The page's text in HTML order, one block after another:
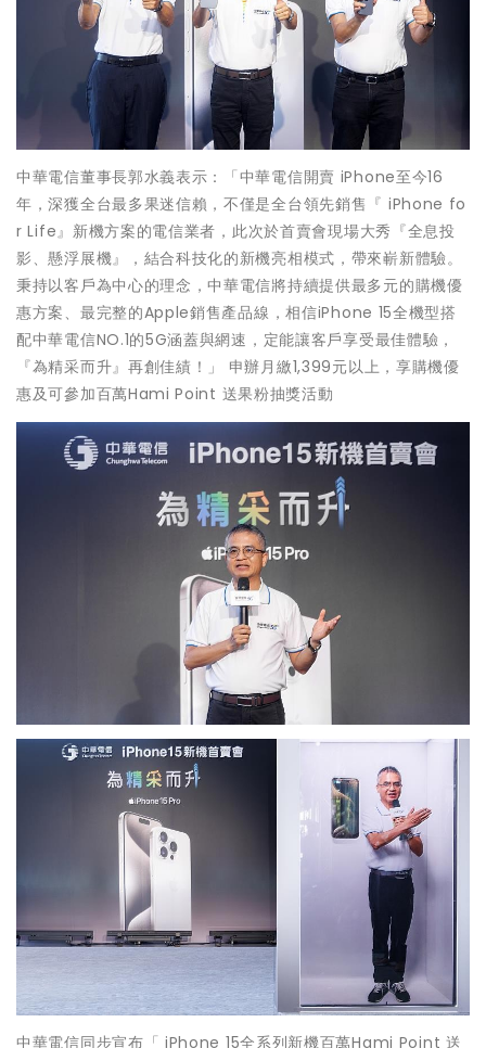
中華電信董事長郭水義表示：「中華電信開賣 iPhone至今16
年，深獲全台最多果迷信賴，不僅是全台領先銷售『 iPhone fo
r Life』新機方案的電信業者，此次於首賣會現場大秀『全息投
影、懸浮展機』，結合科技化的新機亮相模式，帶來嶄新體驗。
秉持以客戶為中心的理念，中華電信將持續提供最多元的購機優
惠方案、最完整的Apple銷售產品線，相信iPhone 15全機型搭
配中華電信NO.1的5G涵蓋與網速，定能讓客戶享受最佳體驗，
『為精采而升』再創佳績！」 申辦月繳1,399元以上，享購機優
惠及可參加百萬Hami Point 送果粉抽獎活動
中華電信同步宣布「 iPhone 15全系列新機百萬Hami Point 送